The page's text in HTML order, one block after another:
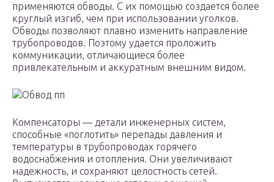
применяются обводы. С их помощью создается более
круглый изгиб, чем при использовании уголков.
Обводы позволяют плавно изменить направление
трубопроводов. Поэтому удается проложить
коммуникации, отличающиеся более
привлекательным и аккуратным внешним видом.
Обвод пп
Компенсаторы — детали инженерных систем,
способные «поглотить» перепады давления и
температуры в трубопроводах горячего
водоснабжения и отопления. Они увеличивают
надежность, и сохраняют целостность сетей.